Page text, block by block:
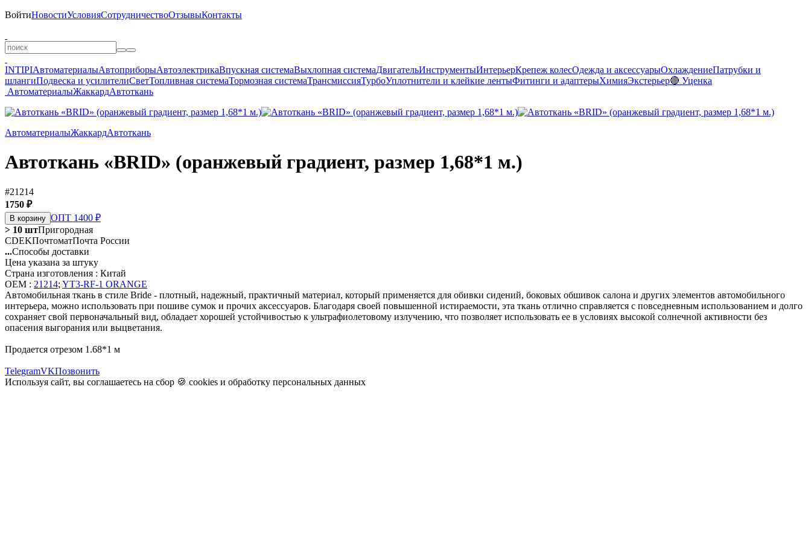
ВойтиНовостиУсловияСотрудничествоОтзывыКонтакты
INTIPIАвтоматериалыАвтоприборыАвтоэлектрикаВпускная системаВыхлопная системаДвигательИнструментыИнтерьерКрепеж колесОдежда и аксессуарыОхлаждениеПатрубки и
шлангиПодвеска и усилителиСветТопливная системаТормозная системаТрансмиссияТурбоУплотнители и клейкие лентыФитинги и адаптерыХимияЭкстерьер🔴 Уценка
АвтоматериалыЖаккардАвтоткань
АвтоматериалыЖаккардАвтоткань
Автоткань «BRID» (оранжевый градиент, размер 1,68*1 м.)
#21214
1750 ₽
В корзину ОПТ 1400 ₽
> 10 штПригородная
CDEKПочтоматПочта России
...Способы доставки
Цена указана за штуку
Страна изготовления : Китай
OEM : 21214; YT3-RF-1 ORANGE
Автомобильная ткань в стиле Bride - плотный, надежный, практичный материал, который применяется для обивки сидений, боковых обшивок салона и других элементов автомобильного
интерьера, можно использовать при пошиве сумок и прочих аксессуаров. Благодаря своей повышенной истираемости, эта ткань отлично справляется с повседневным использованием и долго
сохраняет свой первоначальный вид, обладает хорошей устойчивостью к ультрафиолетовому излучению, что позволяет использовать ее в условиях высокой солнечной активности без
опасения выгорания или выцветания.
Продается отрезом 1.68*1 м
TelegramVKПозвонить
Используя сайт, вы соглашаетесь на сбор 🍪 cookies и обработку персональных данных